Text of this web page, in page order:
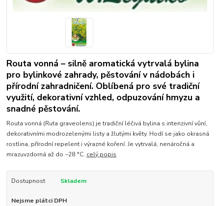
Routa vonná – silně aromatická vytrvalá bylina
pro bylinkové zahrady, pěstování v nádobách i
přírodní zahradničení. Oblíbená pro své tradiční
využití, dekorativní vzhled, odpuzování hmyzu a
snadné pěstování.
Routa vonná (Ruta graveolens) je tradiční léčivá bylina s intenzivní vůní,
dekorativními modrozelenými listy a žlutými květy. Hodí se jako okrasná
rostlina, přírodní repelent i výrazné koření. Je vytrvalá, nenáročná a
mrazuvzdorná až do −28 °C. celý popis
Dostupnost Skladem
Nejsme plátci DPH